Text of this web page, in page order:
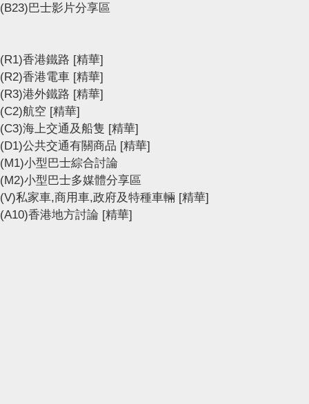
(B23)巴士影片分享區
(R1)香港鐵路 [精華]
(R2)香港電車 [精華]
(R3)港外鐵路 [精華]
(C2)航空 [精華]
(C3)海上交通及船隻 [精華]
(D1)公共交通有關商品 [精華]
(M1)小型巴士綜合討論
(M2)小型巴士多媒體分享區
(V)私家車,商用車,政府及特種車輛 [精華]
(A10)香港地方討論 [精華]